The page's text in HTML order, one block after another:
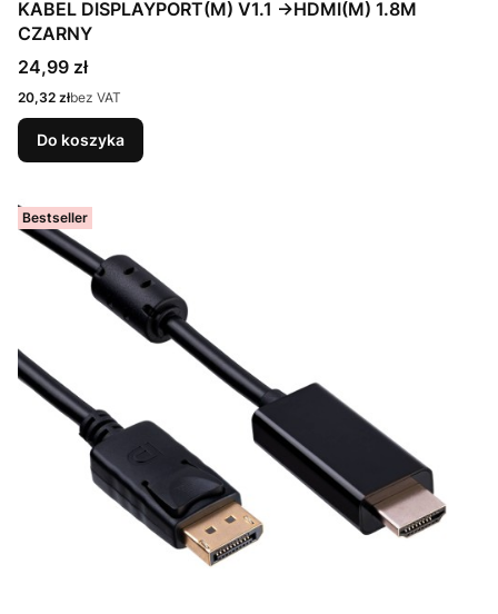
KABEL DISPLAYPORT(M) V1.1 ->HDMI(M) 1.8M
CZARNY
Cena
24,99 zł
Cena
20,32 złbez VAT
Do koszyka
Bestseller